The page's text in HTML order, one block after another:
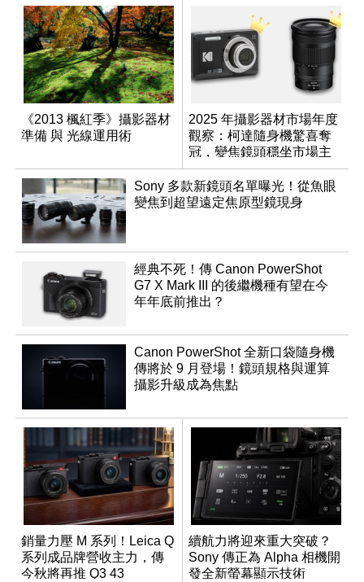
《2013 楓紅季》攝影器材
準備 與 光線運用術
2025 年攝影器材市場年度
觀察：柯達隨身機驚喜奪
冠，變焦鏡頭穩坐市場主
流
Sony 多款新鏡頭名單曝光！從魚眼
變焦到超望遠定焦原型鏡現身
經典不死！傳 Canon PowerShot
G7 X Mark III 的後繼機種有望在今
年年底前推出？
Canon PowerShot 全新口袋隨身機
傳將於 9 月登場！鏡頭規格與運算
攝影升級成為焦點
銷量力壓 M 系列！Leica Q
系列成品牌營收主力，傳
今秋將再推 Q3 43
續航力將迎來重大突破？
Sony 傳正為 Alpha 相機開
發全新螢幕顯示技術